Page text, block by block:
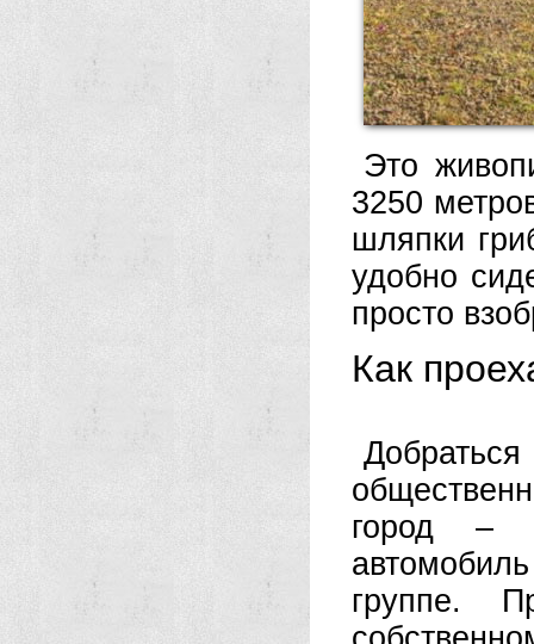
Это
3250
шляпки
удобно
просто
Как
город –
группе.